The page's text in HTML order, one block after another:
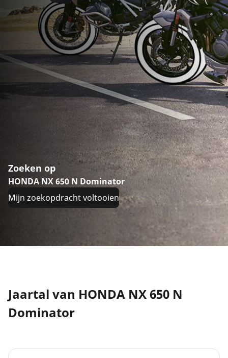
Zoeken op
HONDA NX 650 N Dominator
Mijn zoekopdracht voltooien
Jaartal van HONDA NX 650 N
Dominator